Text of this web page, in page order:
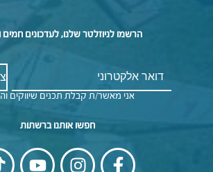
הרשמו לניוזלטר שלנו, לעדכונים חמים
אני מאשר/ת קבלת תכנים שיווקים
חפשו אותנו ברשתות